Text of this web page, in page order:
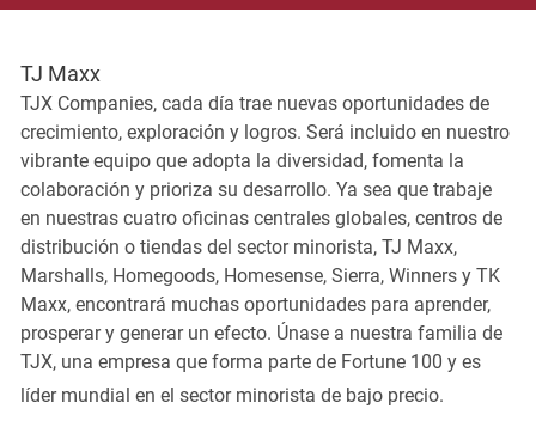
TJ Maxx
TJX Companies, cada día trae nuevas oportunidades de
crecimiento, exploración y logros. Será incluido en nuestro
vibrante equipo que adopta la diversidad, fomenta la
colaboración y prioriza su desarrollo. Ya sea que trabaje
en nuestras cuatro oficinas centrales globales, centros de
distribución o tiendas del sector minorista, TJ Maxx,
Marshalls, Homegoods, Homesense, Sierra, Winners y TK
Maxx, encontrará muchas oportunidades para aprender,
prosperar y generar un efecto. Únase a nuestra familia de
TJX, una empresa que forma parte de Fortune 100 y es
líder mundial en el sector minorista de bajo precio.